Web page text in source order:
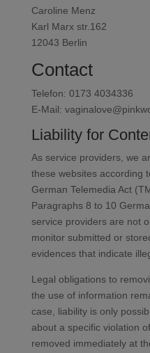
Caroline Menz
Karl Marx str.162
12043 Berlin
Contact
Telefon: 0173 4034336
E-Mail:
Liability for
As service providers, we
these websites according
German Telemedia Act
Paragraphs 8 to 10
service providers are not
monitor submitted or
evidences that indicate
Legal obligations to
the use of information
case, liability is only
about a specific violation
removed immediately at